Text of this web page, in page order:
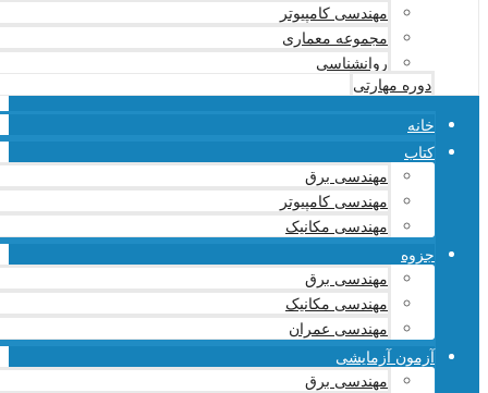
مهندسی کامپیوتر
مجموعه معماری
روانشناسی
دوره مهارتی
خانه
کتاب
مهندسی برق
مهندسی کامپیوتر
مهندسی مکانیک
جزوه
مهندسی برق
مهندسی مکانیک
مهندسی عمران
آزمون آزمایشی
مهندسی برق